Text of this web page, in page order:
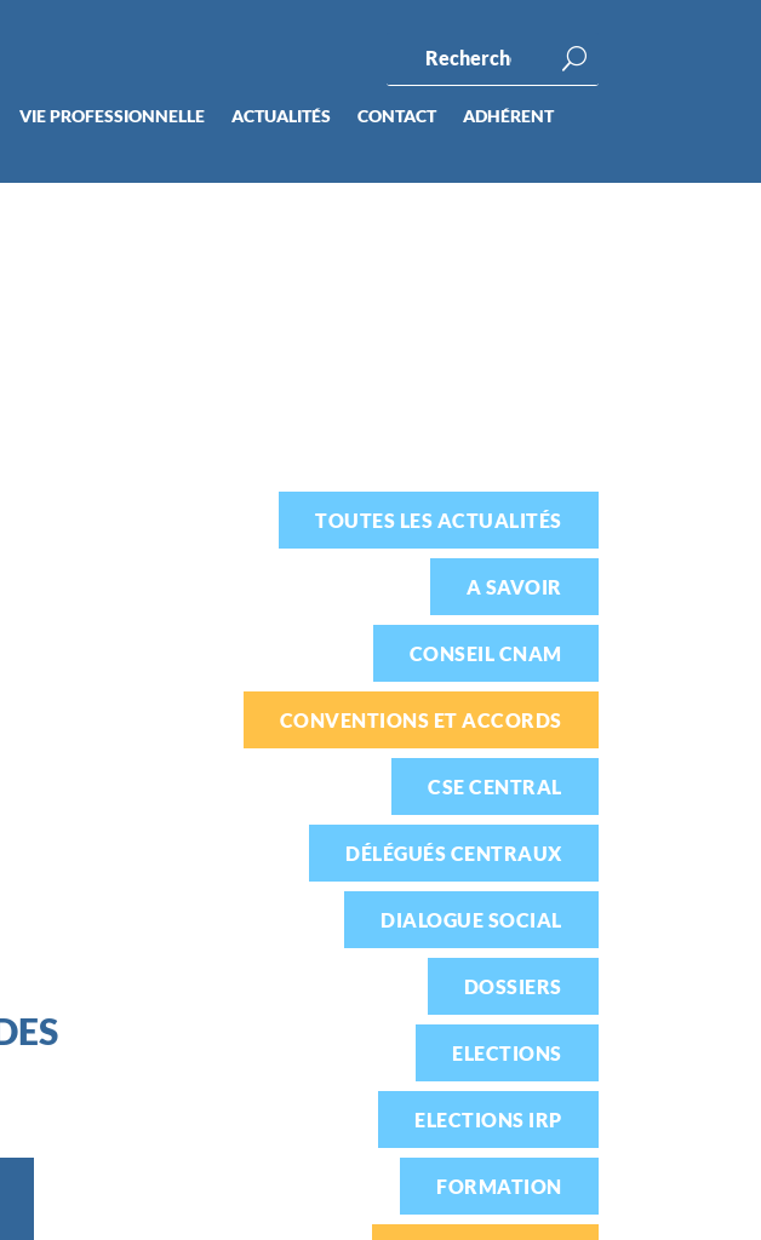
VIE PROFESSIONNELLE ACTUALITÉS CONTACT ADHÉRENT
TOUTES LES ACTUALITÉS
A SAVOIR
CONSEIL CNAM
CONVENTIONS ET ACCORDS
CSE CENTRAL
DÉLÉGUÉS CENTRAUX
DIALOGUE SOCIAL
DOSSIERS
ELECTIONS
ELECTIONS IRP
FORMATION